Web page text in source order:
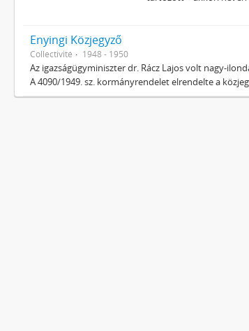
Enyingi Közjegyző
Collectivité 1948 - 1950
Az igazságügyminiszter dr. Rácz Lajos volt nagy-
A 4090/1949. sz. kormányrendelet elrendelte a